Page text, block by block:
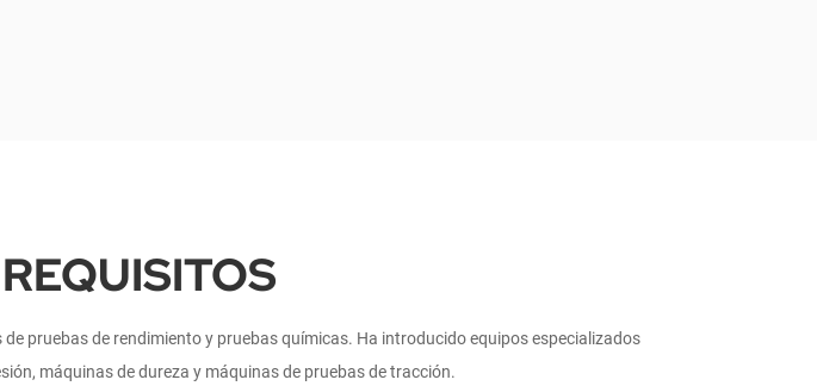
pruebas de rendimiento y pruebas químicas. Ha introducido equipos especializados
máquinas de dureza y máquinas de pruebas de tracción.